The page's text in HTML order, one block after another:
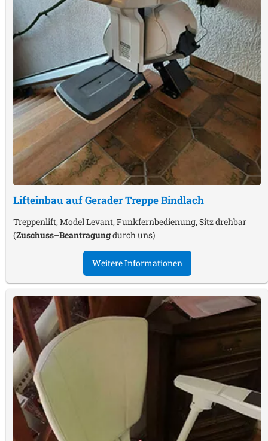
Lifteinbau auf Gerader TreppeBindlach
Treppenlift, Model Levant, Funkfernbedienung, Sitz drehbar
(Zuschuss–Beantragungdurch uns)
Weitere Informationen